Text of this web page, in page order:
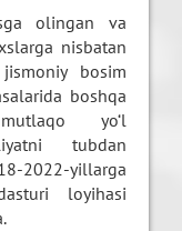
olingan va
nisbatan
bosim
boshqa
yo‘l
tubdan
2022-yillarga
loyihasi